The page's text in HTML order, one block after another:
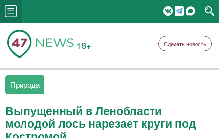
18+ Сделать новость
Природа
Выпущенный в Ленобласти
молодой лось нарезает круги под